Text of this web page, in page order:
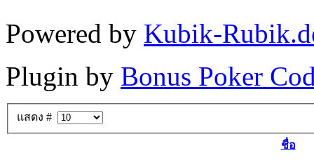
Powered by Kubik-
Plugin by Bonus Poker
แสดง #
ชื่อ